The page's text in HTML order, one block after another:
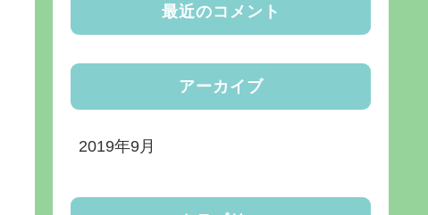
最近のコメント
アーカイブ
2019年9月